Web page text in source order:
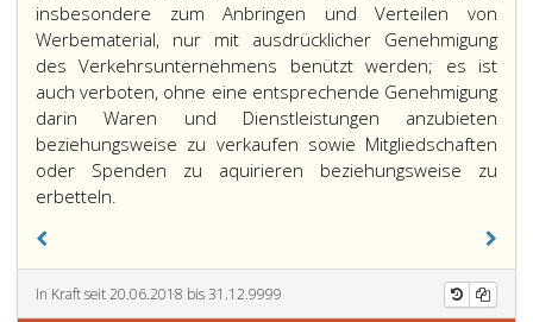
insbesondere zum Anbringen und Verteilen von
Werbematerial, nur mit ausdrücklicher Genehmigung
des Verkehrsunternehmens benützt werden; es ist
auch verboten, ohne eine entsprechende Genehmigung
darin Waren und Dienstleistungen anzubieten
beziehungsweise zu verkaufen sowie Mitgliedschaften
oder Spenden zu aquirieren beziehungsweise zu
erbetteln.
In Kraft seit 20.06.2018 bis 31.12.9999